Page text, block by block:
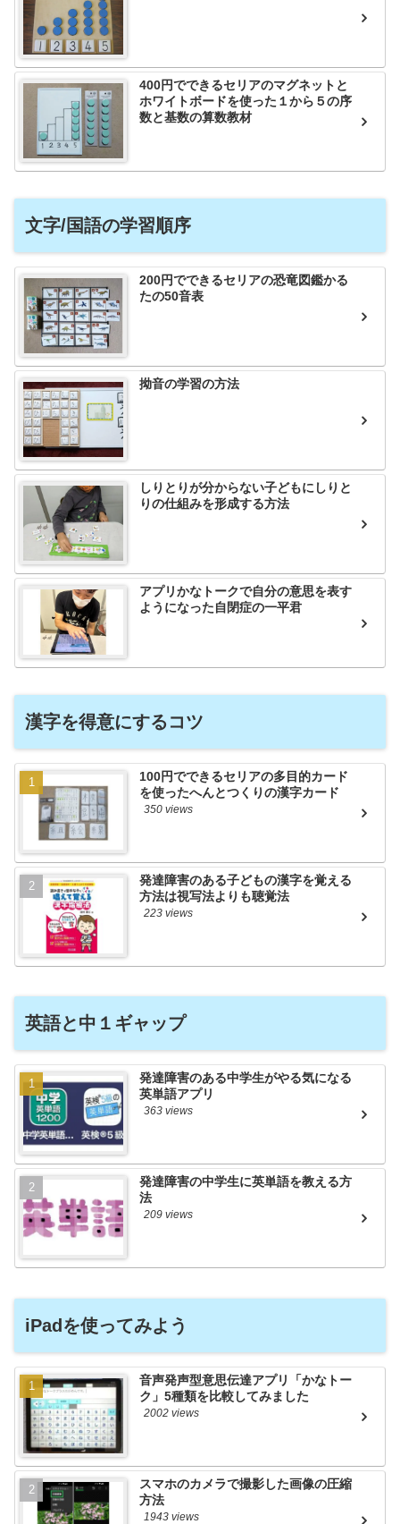
400円でできるセリアのマグネットと
ホワイトボードを使った１から５の序
数と基数の算数教材
文字/国語の学習順序
200円でできるセリアの恐竜図鑑かる
たの50音表
拗音の学習の方法
しりとりが分からない子どもにしりと
りの仕組みを形成する方法
アプリかなトークで自分の意思を表す
ようになった自閉症の一平君
漢字を得意にするコツ
100円でできるセリアの多目的カード
を使ったへんとつくりの漢字カード
350 views
発達障害のある子どもの漢字を覚える
方法は視写法よりも聴覚法
223 views
英語と中１ギャップ
発達障害のある中学生がやる気になる
英単語アプリ
363 views
発達障害の中学生に英単語を教える方
法
209 views
iPadを使ってみよう
音声発声型意思伝達アプリ「かなトー
ク」5種類を比較してみました
2002 views
スマホのカメラで撮影した画像の圧縮
方法
1943 views